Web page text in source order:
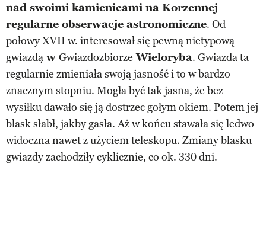
nad swoimi kamienicami na Korzennej
regularne obserwacje astronomiczne. Od
połowy XVII w. interesował się pewną nietypową
gwiazdą w Gwiazdozbiorze Wieloryba. Gwiazda ta
regularnie zmieniała swoją jasność i to w bardzo
znacznym stopniu. Mogła być tak jasna, że bez
wysiłku dawało się ją dostrzec gołym okiem. Potem jej
blask słabł, jakby gasła. Aż w końcu stawała się ledwo
widoczna nawet z użyciem teleskopu. Zmiany blasku
gwiazdy zachodziły cyklicznie, co ok. 330 dni.